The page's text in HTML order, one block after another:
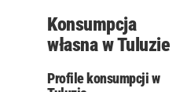
Konsumpcja
własna w Tuluzie
Profile konsumpcji w